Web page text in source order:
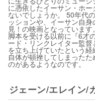
に憑依したイーサン・ホ
ないでしょうか。 50年代
ッションや、イーサン自
見！の映画となっていま
脚本を受ける以前に『6才
ード・リンクレイター監
を立ち上げていたという
自体が頓挫してしまった
のがあるようなのです。
ジェーン/エレイン/